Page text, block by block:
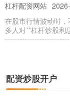
杠杆配资网站
在股市行情波动时
多人对**杠杆炒股利
在投资领域股票证
的力量。它为投资
配资炒股开户